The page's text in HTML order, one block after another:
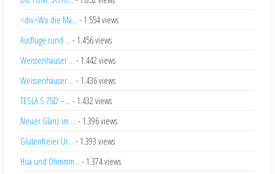
<div>Wo die Mä... - 1.554 views
Ausflüge rund ... - 1.456 views
Weissenhäuser ... - 1.442 views
Weissenhäuser ... - 1.436 views
TESLA S 75D –... - 1.432 views
Neuer Glanz im ... - 1.396 views
Glutenfreier Ur... - 1.393 views
Hüa und Ohmmm... - 1.374 views